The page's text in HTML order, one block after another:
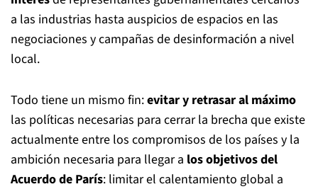
a las industrias hasta auspicios de espacios en las
negociaciones y campañas de desinformación a nivel
local.
Todo tiene un mismo fin:evitar y retrasar al máximo
las políticas necesarias para cerrar la brecha que existe
actualmente entre los compromisos de los países y la
ambición necesaria para llegar a los objetivos del
Acuerdo de París: limitar el calentamiento global a